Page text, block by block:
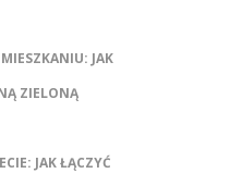
JAK
ZIELONĄ
JAK ŁĄCZYĆ